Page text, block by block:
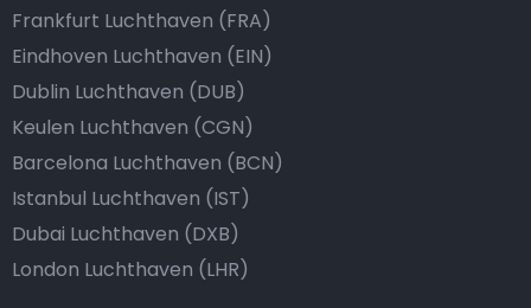
Frankfurt Luchthaven (FRA)
Eindhoven Luchthaven (EIN)
Dublin Luchthaven (DUB)
Keulen Luchthaven (CGN)
Barcelona Luchthaven (BCN)
Istanbul Luchthaven (IST)
Dubai Luchthaven (DXB)
London Luchthaven (LHR)